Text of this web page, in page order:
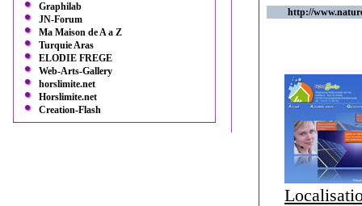
Graphilab
JN-Forum
Ma Maison de A a Z
Turquie Aras
ELODIE FREGE
Web-Arts-Gallery
horslimite.net
Horslimite.net
Creation-Flash
http://